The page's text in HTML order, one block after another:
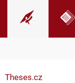
Theses.cz